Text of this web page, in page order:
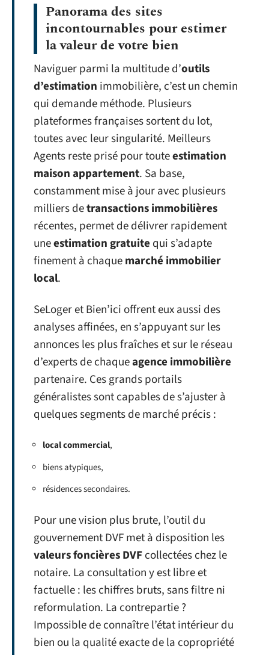
Panorama des sites
incontournables pour estimer
la valeur de votre bien
Naviguer parmi la multitude d’outils
d’estimation immobilière, c’est un chemin
qui demande méthode. Plusieurs
plateformes françaises sortent du lot,
toutes avec leur singularité. Meilleurs
Agents reste prisé pour touteestimation
maison appartement. Sa base,
constamment mise à jour avec plusieurs
milliers detransactions immobilières
récentes, permet de délivrer rapidement
uneestimation gratuite qui s’adapte
finement à chaquemarché immobilier
local.
SeLoger et Bien’ici offrent eux aussi des
analyses affinées, en s’appuyant sur les
annonces les plus fraîches et sur le réseau
d’experts de chaqueagence immobilière
partenaire. Ces grands portails
généralistes sont capables de s’ajuster à
quelques segments de marché précis :
local commercial,
biens atypiques,
résidences secondaires.
Pour une vision plus brute, l’outil du
gouvernement DVF met à disposition les
valeurs foncières DVFcollectées chez le
notaire. La consultation y est libre et
factuelle : les chiffres bruts, sans filtre ni
reformulation. La contrepartie ?
Impossible de connaître l’état intérieur du
bien ou la qualité exacte de la copropriété